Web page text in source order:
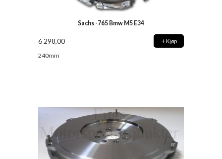
Sachs -765 Bmw M5 E34
6 298,00 Kjøp
240mm